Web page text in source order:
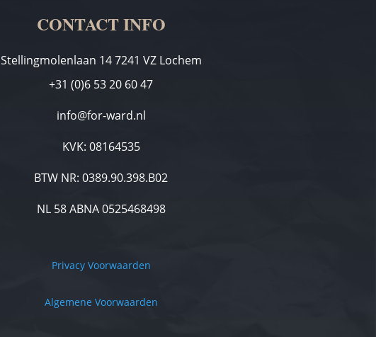
CONTACT INFO
Stellingmolenlaan 147241 VZ Lochem
+31 (0)6 53 20 60 47
info@for-ward.nl
KVK: 08164535
BTW NR: 0389.90.398.B02
NL 58 ABNA 0525468498
Privacy Voorwaarden
Algemene Voorwaarden